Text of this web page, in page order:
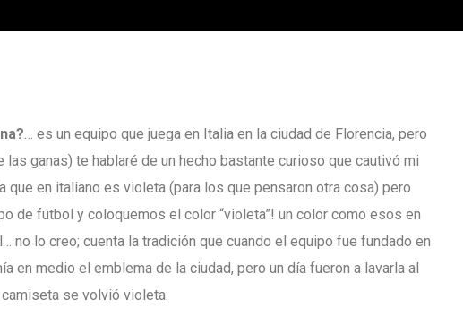
… es un equipo que juega en Italia en la ciudad de Florencia, pero
ganas) te hablaré de un hecho bastante curioso que cautivó mi
en italiano es violeta (para los que pensaron otra cosa) pero
de futbol y coloquemos el color “violeta”! un color como esos en
no lo creo; cuenta la tradición que cuando el equipo fue fundado en
en medio el emblema de la ciudad, pero un día fueron a lavarla al
se volvió violeta.